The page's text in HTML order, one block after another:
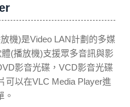
機)是Video LAN計劃的多媒
(播放機)支援眾多音訊與影
影音光碟，VCD影音光碟
可以在VLC Media Player進
。